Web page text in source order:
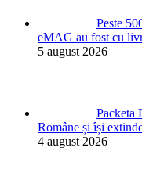
Peste
eMAG au fost cu
5 august 2026
Packeta
Române și își
4 august 2026